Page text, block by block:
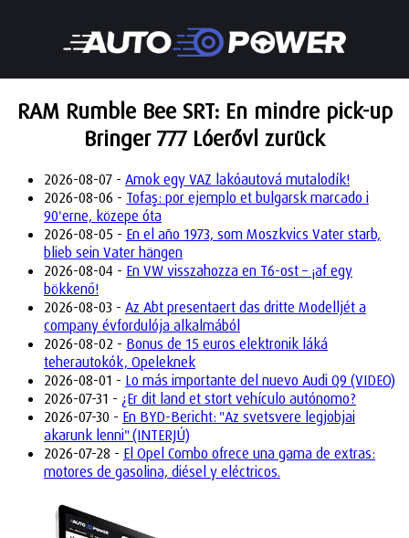
RAM Rumble Bee SRT: En mindre pick-up
Bringer 777 Lóerővl zurück
2026-08-07 - Amok egy VAZ lakóautová mutalodík!
2026-08-06 - Tofaş: por ejemplo et bulgarsk marcado i
90'erne, közepe óta
2026-08-05 - En el año 1973, som Moszkvics Vater starb,
blieb sein Vater hängen
2026-08-04 - En VW visszahozza en T6-ost – ¡af egy
bökkenő!
2026-08-03 - Az Abt presentaert das dritte Modelljét a
company évfordulója alkalmából
2026-08-02 - Bonus de 15 euros elektronik láká
teherautokók, Opeleknek
2026-08-01 - Lo más importante del nuevo Audi Q9 (VIDEO)
2026-07-31 - ¿Er dit land et stort vehículo autónomo?
2026-07-30 - En BYD-Bericht: "Az svetsvere legjobjai
akarunk lenni" (INTERJÚ)
2026-07-28 - El Opel Combo ofrece una gama de extras:
motores de gasolina, diésel y eléctricos.